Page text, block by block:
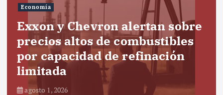
Economía
Exxon y Chevron alertan sobre
precios altos de combustibles
por capacidad de refinación
limitada
agosto 1, 2026